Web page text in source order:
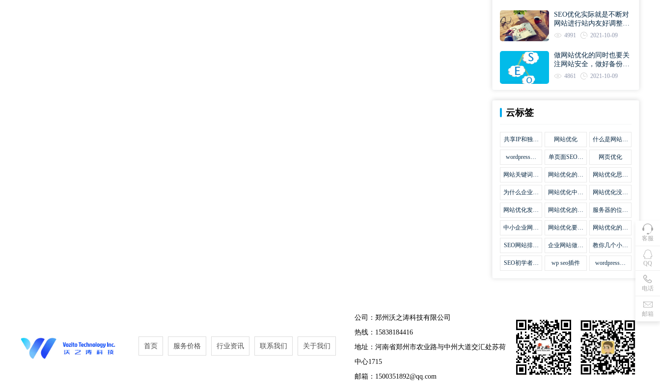
SEO优化实际就是不断对
网站进行站内友好调整直
到符合优化规则
4991 2021-10-09
做网站优化的同时也要关
注网站安全，做好备份工
作 4861 2021-10-09
云标签
共享IP和独立
网站优化
什么是网站优
wordpress网
集插件
单页面SEO网
网页优化
网站关键词优
么
网站优化的误
网站优化思路
要
为什么企业网
网站SEO优
网站优化中关
干问题
网站优化没有
味道
网站优化发挥
网站优化的费
服务器的位置
影响
中小企业网站
法
网站优化要不
网站优化的逆
SEO网站排名
法宝
企业网站做好
势
教你几个小技
页优化
SEO初学者，
wp seo插件
wordpress插
客服
QQ
电话
邮箱
首页 服务价格 行业资讯 联系我们 关于我们
公司：郑州沃之涛科技有限公司
热线：15838184416
地址：河南省郑州市农业路与中州大道交汇处苏荷
中心1715
邮箱：1500351892@qq.com